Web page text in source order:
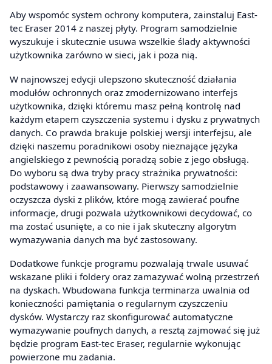
Aby wspomóc system ochrony komputera, zainstaluj East-
tec Eraser 2014 z naszej płyty. Program samodzielnie
wyszukuje i skutecznie usuwa wszelkie ślady aktywności
użytkownika zarówno w sieci, jak i poza nią.
W najnowszej edycji ulepszono skuteczność działania
modułów ochronnych oraz zmodernizowano interfejs
użytkownika, dzięki któremu masz pełną kontrolę nad
każdym etapem czyszczenia systemu i dysku z prywatnych
danych. Co prawda brakuje polskiej wersji interfejsu, ale
dzięki naszemu poradnikowi osoby nieznające języka
angielskiego z pewnością poradzą sobie z jego obsługą.
Do wyboru są dwa tryby pracy strażnika prywatności:
podstawowy i zaawansowany. Pierwszy samodzielnie
oczyszcza dyski z plików, które mogą zawierać poufne
informacje, drugi pozwala użytkownikowi decydować, co
ma zostać usunięte, a co nie i jak skuteczny algorytm
wymazywania danych ma być zastosowany.
Dodatkowe funkcje programu pozwalają trwale usuwać
wskazane pliki i foldery oraz zamazywać wolną przestrzeń
na dyskach. Wbudowana funkcja terminarza uwalnia od
konieczności pamiętania o regularnym czyszczeniu
dysków. Wystarczy raz skonfigurować automatyczne
wymazywanie poufnych danych, a resztą zajmować się już
będzie program East-tec Eraser, regularnie wykonując
powierzone mu zadania.